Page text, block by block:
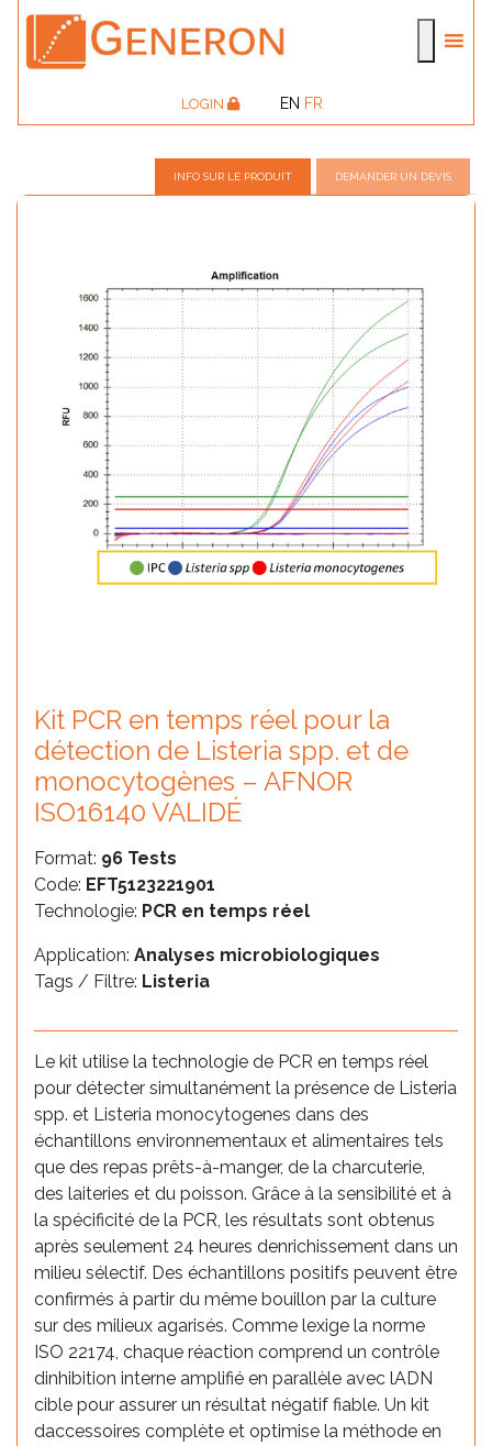
LOGIN EN FR
INFO SUR LE PRODUIT DEMANDER UN DEVIS
Kit PCR en temps réel pour la
détection de Listeria spp. et de
monocytogènes – AFNOR
ISO16140 VALIDÉ
Format: 96 Tests
Code: EFT5123221901
Technologie: PCR en temps réel
Application: Analyses microbiologiques
Tags / Filtre: Listeria
Le kit utilise la technologie de PCR en temps réel
pour détecter simultanément la présence de Listeria
spp. et Listeria monocytogenes dans des
échantillons environnementaux et alimentaires tels
que des repas prêts-à-manger, de la charcuterie,
des laiteries et du poisson. Grâce à la sensibilité et à
la spécificité de la PCR, les résultats sont obtenus
après seulement 24 heures denrichissement dans un
milieu sélectif. Des échantillons positifs peuvent être
confirmés à partir du même bouillon par la culture
sur des milieux agarisés. Comme lexige la norme
ISO 22174, chaque réaction comprend un contrôle
dinhibition interne amplifié en parallèle avec lADN
cible pour assurer un résultat négatif fiable. Un kit
daccessoires complète et optimise la méthode en